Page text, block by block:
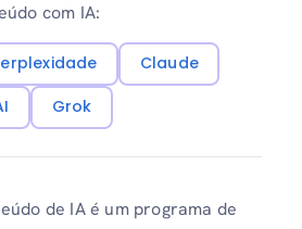
com IA:
Claude
Grok
de IA é um programa de